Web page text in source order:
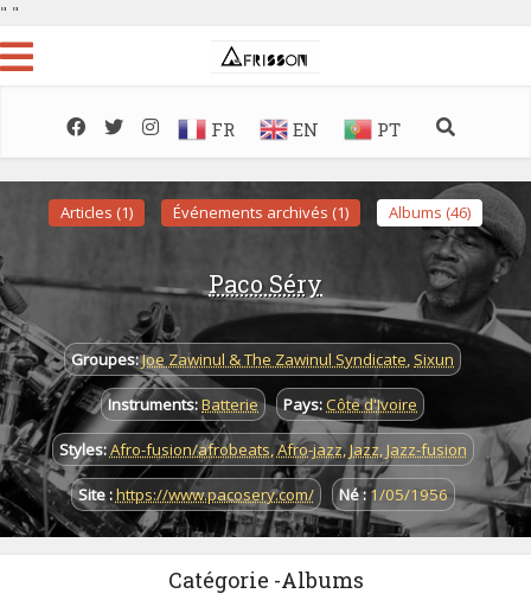
" "
FR EN PT
Articles (1) Événements archivés (1) Albums (46)
Paco Séry
Groupes:Joe Zawinul & The Zawinul Syndicate,Sixun
Instruments:Batterie Pays:Côte d'Ivoire
Styles:Afro-fusion/afrobeats,Afro-jazz,Jazz,Jazz-fusion
Site :https://www.pacosery.com/ Né :1/05/1956
Catégorie -Albums